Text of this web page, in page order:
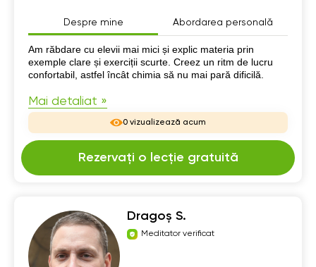
Despre mine Abordarea personală
Despre mine
Am răbdare cu elevii mai mici și explic materia prin
exemple clare și exerciții scurte. Creez un ritm de lucru
confortabil, astfel încât chimia să nu mai pară dificilă.
Mai detaliat »
0 vizualizează acum
Rezervați o lecție gratuită
Dragoș S.
Meditator verificat